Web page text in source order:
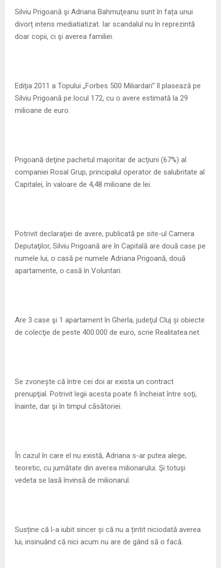
E
U
Silviu Prigoană şi Adriana Bahmuţeanu sunt în fața unui
divorț intens mediatiatizat. Iar scandalul nu în reprezintă
doar copii, ci şi averea familiei.
Ediţia 2011 a Topului „Forbes 500 Miliardari” îl plasează pe
Silviu Prigoană pe locul 172, cu o avere estimată la 29
milioane de euro.
Prigoană deţine pachetul majoritar de acţiuni (67%) al
companiei Rosal Grup, principalul operator de salubritate al
Capitalei, în valoare de 4,48 milioane de lei.
Potrivit declaraţiei de avere, publicată pe site-ul Camera
Deputaţilor, Silviu Prigoană are în Capitală are două case pe
numele lui, o casă pe numele Adriana Prigoană, două
apartamente, o casă în Voluntari.
Are 3 case şi 1 apartament în Gherla, judeţul Cluj și obiecte
de colecţie de peste 400.000 de euro, scrie Realitatea.net.
Se zvonește că între cei doi ar exista un contract
prenupţial. Potrivit legii acesta poate fi încheiat între soţi,
înainte, dar şi în timpul căsătoriei.
În cazul în care el nu există, Adriana s-ar putea alege,
teoretic, cu jumătate din averea milionarului. Şi totuşi
vedeta se lasă învinsă de milionarul.
Susține că l-a iubit sincer și că nu a țintit niciodată averea
lui, insinuând că nici acum nu are de gând să o facă.